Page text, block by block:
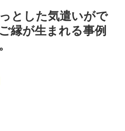
とした気遣いがで
縁が生まれる事例